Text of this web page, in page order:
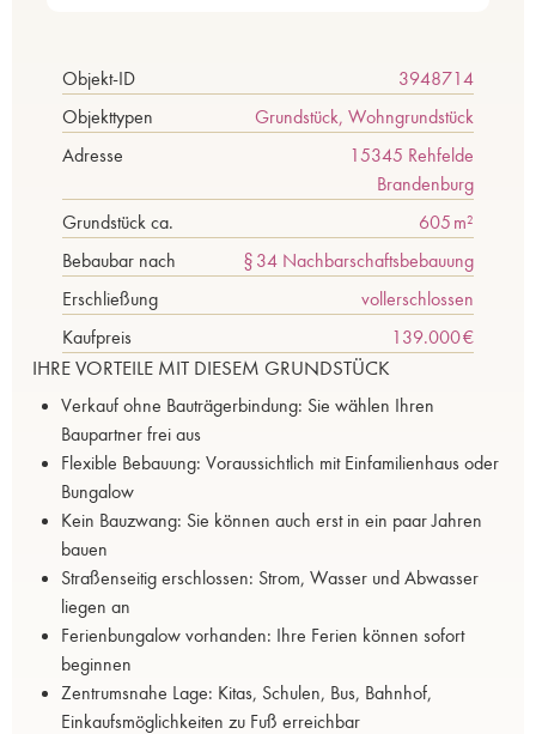
Objekt-ID
3948714
Objekttypen
Grundstück, Wohngrundstück
Adresse
15345 Rehfelde
Brandenburg
Grund­stück ca.
605 m²
Bebaubar nach
§ 34 Nachbarschaftsbebauung
Erschließung
vollerschlossen
Kaufpreis
139.000 €
IHRE VORTEILE MIT DIESEM GRUNDSTÜCK
Verkauf ohne Bauträgerbindung: Sie wählen Ihren
Baupartner frei aus
Flexible Bebauung: Voraussichtlich mit Einfamilienhaus oder
Bungalow
Kein Bauzwang: Sie können auch erst in ein paar Jahren
bauen
Straßenseitig erschlossen: Strom, Wasser und Abwasser
liegen an
Ferienbungalow vorhanden: Ihre Ferien können sofort
beginnen
Zentrumsnahe Lage: Kitas, Schulen, Bus, Bahnhof,
Einkaufsmöglichkeiten zu Fuß erreichbar